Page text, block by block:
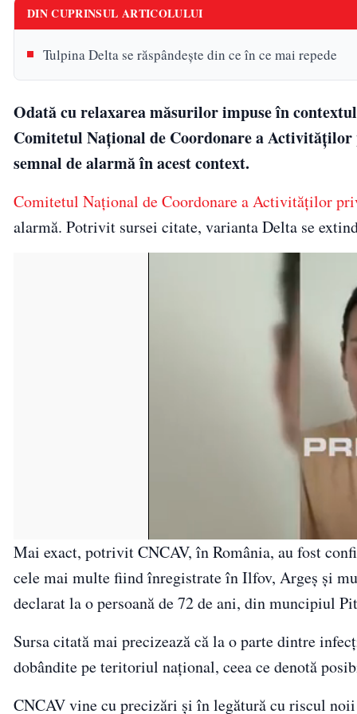
DIN CUPRINSUL ARTICOLULUI
Tulpina Delta se răspândește din ce în ce mai repede
Odată cu relaxarea măsurilor impuse în
Comitetul Național de Coordonare a
semnal de alarmă în acest context.
Comitetul Național de Coordonare a Activităților
alarmă. Potrivit sursei citate, varianta Delta se
Mai exact, potrivit CNCAV, în România, au fost
cele mai multe fiind înregistrate în Ilfov, Argeș și
declarat la o persoană de 72 de ani, din muncipiul
Sursa citată mai precizează că la o parte dintre
dobândite pe teritoriul național, ceea ce denotă
CNCAV vine cu precizări și în legătură cu riscul